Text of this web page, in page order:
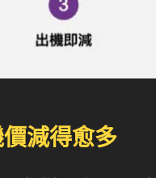
減得愈多